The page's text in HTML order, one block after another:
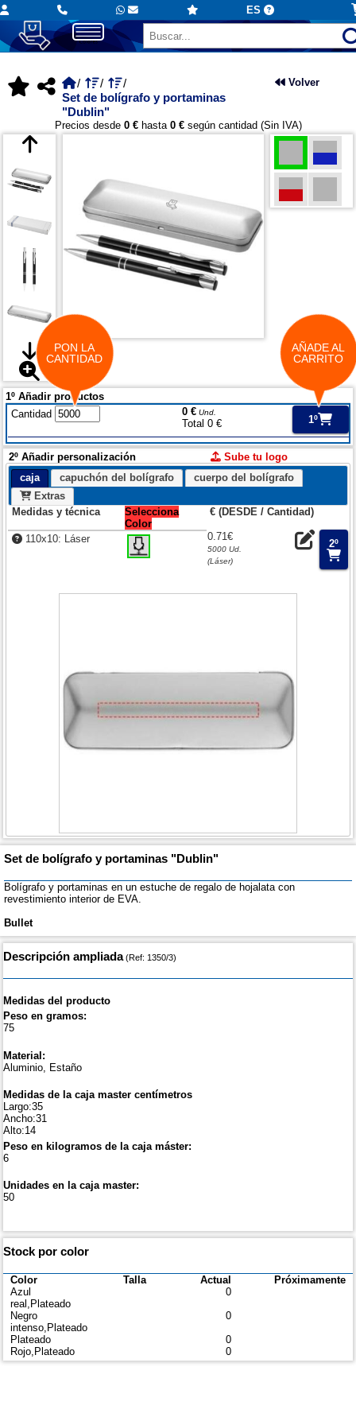
ES
Set de bolígrafo y portaminas
"Dublin"
Volver
Precios desde 0 €hasta 0 €según cantidad (Sin IVA)
1º Añadir productos
Cantidad
0 €Und.
Total 0 € 1º
2º Añadir personalización
Sube tu logo
caja
capuchón del bolígrafo
cuerpo del bolígrafo
Extras
Medidas y técnica
Selecciona
Color
€ (DESDE / Cantidad)
110x10: Láser 0.71€
5000 Ud.
(Láser)
2º
Set de bolígrafo y portaminas "Dublin"
Bolígrafo y portaminas en un estuche de regalo de hojalata con
revestimiento interior de EVA.
Bullet
Descripción ampliada(Ref: 1350/3)
Medidas del producto
Peso en gramos:
75
Material:
Aluminio, Estaño
Medidas de la caja master centímetros
Largo:35
Ancho:31
Alto:14
Peso en kilogramos de la caja máster:
6
Unidades en la caja master:
50
Stock por color
Color Talla Actual
Próximamente
Azul
real,Plateado
0
Negro
intenso,Plateado
0
Plateado
0
Rojo,Plateado
0
PON LA
CANTIDAD
AÑADE AL
CARRITO